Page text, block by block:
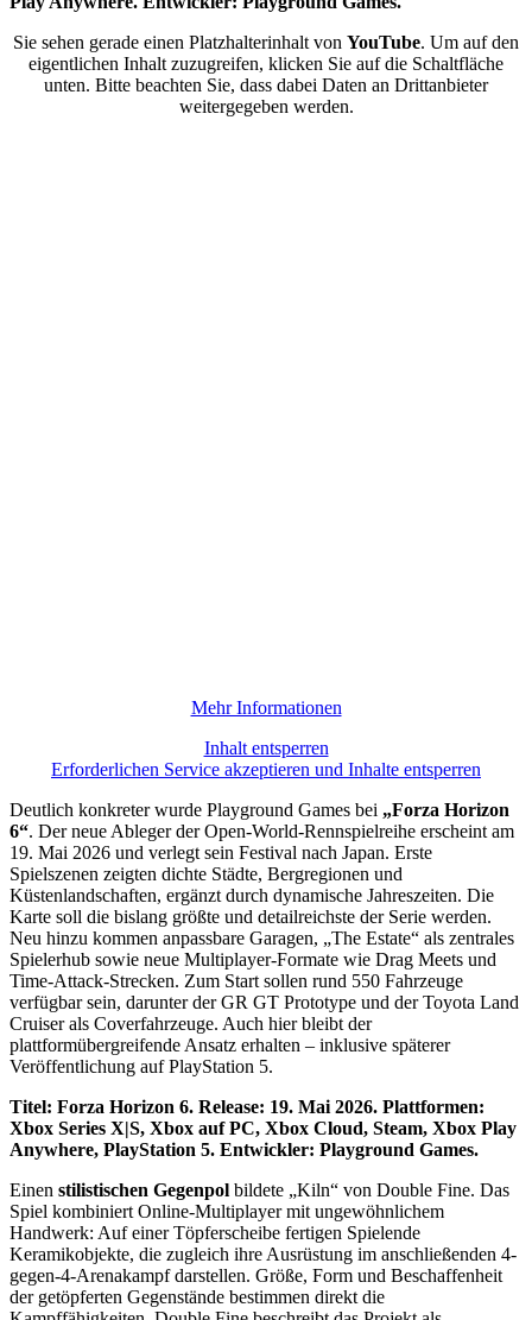
Sie sehen gerade einen Platzhalterinhalt von YouTube. Um auf den
eigentlichen Inhalt zuzugreifen, klicken Sie auf die Schaltfläche
unten. Bitte beachten Sie, dass dabei Daten an Drittanbieter
weitergegeben werden.
Mehr Informationen
Inhalt entsperren
Erforderlichen Service akzeptieren und Inhalte entsperren
Deutlich konkreter wurde Playground Games bei „Forza Horizon
6“. Der neue Ableger der Open-World-Rennspielreihe erscheint am
19. Mai 2026 und verlegt sein Festival nach Japan. Erste
Spielszenen zeigten dichte Städte, Bergregionen und
Küstenlandschaften, ergänzt durch dynamische Jahreszeiten. Die
Karte soll die bislang größte und detailreichste der Serie werden.
Neu hinzu kommen anpassbare Garagen, „The Estate“ als zentrales
Spielerhub sowie neue Multiplayer-Formate wie Drag Meets und
Time-Attack-Strecken. Zum Start sollen rund 550 Fahrzeuge
verfügbar sein, darunter der GR GT Prototype und der Toyota Land
Cruiser als Coverfahrzeuge. Auch hier bleibt der
plattformübergreifende Ansatz erhalten – inklusive späterer
Veröffentlichung auf PlayStation 5.
Titel: Forza Horizon 6. Release: 19. Mai 2026. Plattformen:
Xbox Series X|S, Xbox auf PC, Xbox Cloud, Steam, Xbox Play
Anywhere, PlayStation 5. Entwickler: Playground Games.
Einen stilistischen Gegenpol bildete „Kiln“ von Double Fine. Das
Spiel kombiniert Online-Multiplayer mit ungewöhnlichem
Handwerk: Auf einer Töpferscheibe fertigen Spielende
Keramikobjekte, die zugleich ihre Ausrüstung im anschließenden 4-
gegen-4-Arenakampf darstellen. Größe, Form und Beschaffenheit
der getöpferten Gegenstände bestimmen direkt die